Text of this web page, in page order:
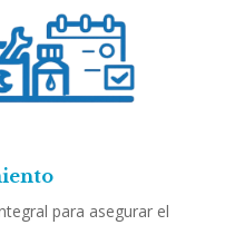
para asegurar el